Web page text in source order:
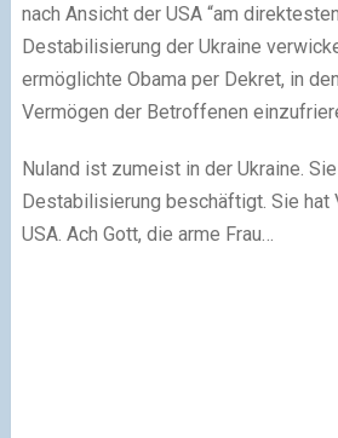
nach Ansicht der USA “am
Destabilisierung der Ukraine
ermöglichte Obama per Dekret, in
Vermögen der Betroffenen
Nuland ist zumeist in der Ukraine.
Destabilisierung beschäftigt. Sie hat
USA. Ach Gott, die arme Frau…